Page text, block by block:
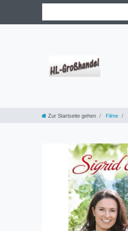
Zur Startseite gehen Filme